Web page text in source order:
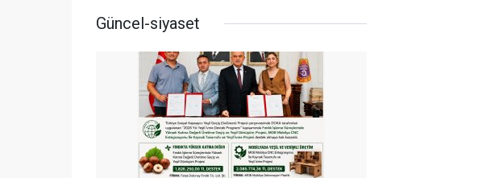
Güncel-siyaset